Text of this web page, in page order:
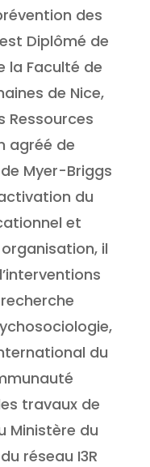
des
Diplômé de
la Faculté de
de Nice,
Ressources
agréé de
Myer-Briggs
du
et
il
du
travaux de
Ministère du
réseau I3R